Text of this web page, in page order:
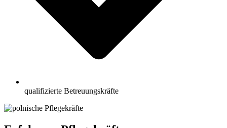
qualifizierte Betreuungskräfte